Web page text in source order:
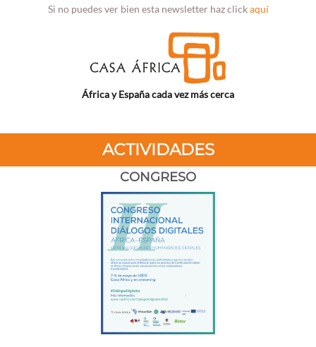
Si no puedes ver bien esta newsletter haz clickaquí
África y España cada vez más cerca
ACTIVIDADES
CONGRESO